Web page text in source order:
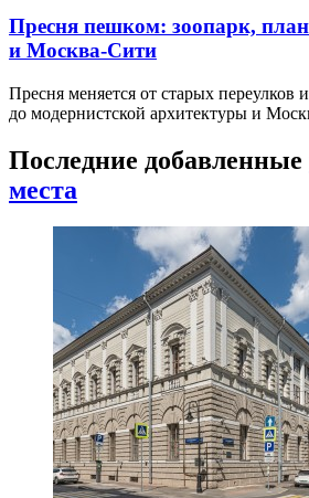
Пресня пешком: зоопарк,
и Москва-Сити
Пресня меняется от старых переулков
до модернистской архитектуры и
Последние добавленные
места